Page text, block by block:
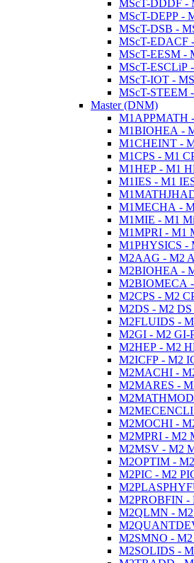
MScT-DDDF -
MScT-DEPP -
MScT-DSB -
MScT-EDACF
MScT-EESM -
MScT-ESCLiP
MScT-IOT -
MScT-STEEM
Master (DNM)
M1APPMATH -
M1BIOHEA -
M1CHEINT -
M1CPS - M1
M1HEP - M1
M1IES - M1
M1MECHA -
M1MIE - M1
M1MPRI - M1
M1PHYSICS -
M2AAG - M2
M2BIOHEA -
M2BIOMECA -
M2CPS - M2
M2DS - M2 DS
M2FLUIDS -
M2GI - M2 GI-
M2HEP - M2
M2ICFP - M2
M2MACHI -
M2MARES -
M2MATHMOD
M2MECENCLI
M2MOCHI -
M2MPRI - M2
M2MSV - M2
M2OPTIM -
M2PIC - M2
M2PROBFIN -
M2QLMN - M2
M2SMNO - M2
M2SOLIDS -